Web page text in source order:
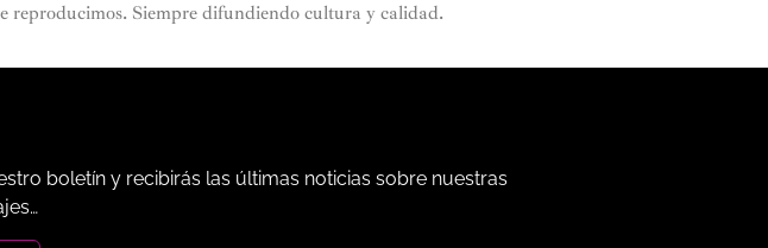
reproducimos. Siempre difundiendo cultura y calidad.
boletín y recibirás las últimas noticias sobre nuestras